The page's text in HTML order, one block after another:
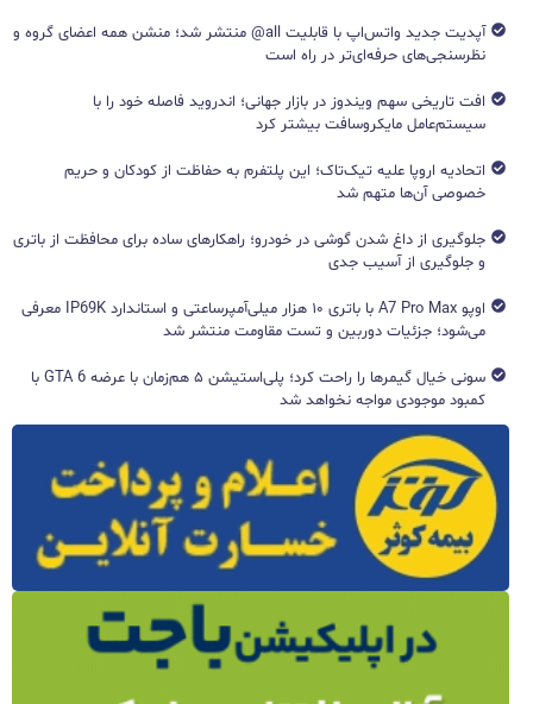
آپدیت جدید واتس‌اپ با قابلیت all@ منتشر شد؛ منشن همه اعضای گروه و
نظرسنجی‌های حرفه‌ای‌تر در راه است
افت تاریخی سهم ویندوز در بازار جهانی؛ اندروید فاصله خود را با
سیستم‌عامل مایکروسافت بیشتر کرد
اتحادیه اروپا علیه تیک‌تاک؛ این پلتفرم به حفاظت از کودکان و حریم
خصوصی آن‌ها متهم شد
جلوگیری از داغ شدن گوشی در خودرو؛ راهکارهای ساده برای محافظت از باتری
و جلوگیری از آسیب جدی
اوپو A7 Pro Max با باتری ۱۰ هزار میلی‌آمپرساعتی و استاندارد IP69K معرفی
می‌شود؛ جزئیات دوربین و تست مقاومت منتشر شد
سونی خیال گیمرها را راحت کرد؛ پلی‌استیشن ۵ هم‌زمان با عرضه GTA 6 با
کمبود موجودی مواجه نخواهد شد